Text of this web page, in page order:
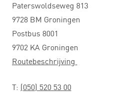
Paterswoldseweg 813
9728 BM Groningen
Postbus 8001
9702 KA Groningen
Routebeschrijving
T: (050) 520 53 00